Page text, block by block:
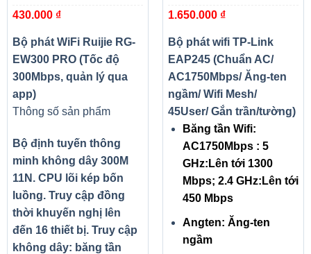
430.000 ₫
Bộ phát WiFi Ruijie RG-
EW300 PRO (Tốc độ
300Mbps, quản lý qua
app)
Thông số sản phẩm
Bộ định tuyến thông
minh không dây 300M
11N. CPU lõi kép bốn
luồng. Truy cập đồng
thời khuyến nghị lên
đến 16 thiết bị. Truy cập
không dây: băng tần
45User/ Gắn trần/tường)
1.650.000 ₫
Bộ phát wifi TP-Link
EAP245 (Chuẩn AC/
AC1750Mbps/ Ăng-ten
ngầm/ Wifi Mesh/
45User/ Gắn trần/tường)
Băng tần Wifi:
AC1750Mbps : 5
GHz:Lên tới 1300
Mbps; 2.4 GHz:Lên tới
450 Mbps
Angten: Ăng-ten
ngầm